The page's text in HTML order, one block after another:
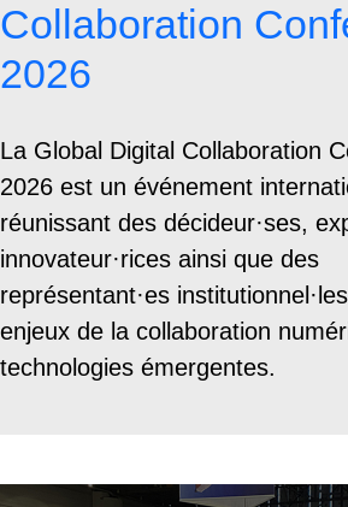
Collaboration
2026
La Global Digital Collaboration
2026 est un événement
réunissant des décideur·ses,
innovateur·rices ainsi que des
représentant·es
enjeux de la collaboration
technologies émergentes.